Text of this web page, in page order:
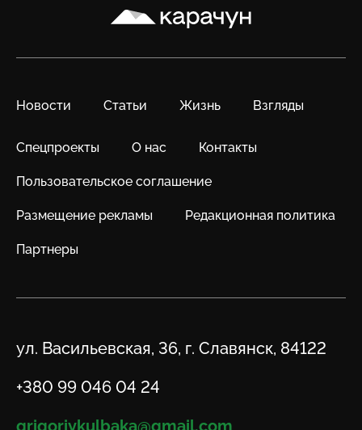
Карачун
Новости Статьи Жизнь Взгляды
Спецпроекты О нас Контакты
Пользовательское соглашение
Размещение рекламы Редакционная политика
Партнеры
Адрес
ул. Васильевская, 36, г. Славянск, 84122
Телефон
+380 99 046 04 24
Email
grigoriykulbaka@gmail.com